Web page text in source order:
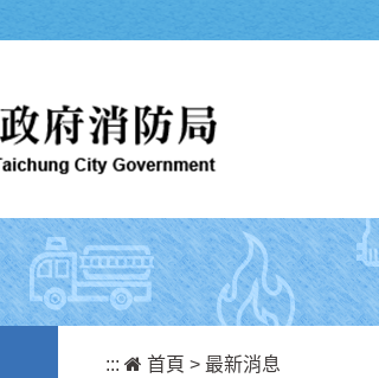
::: 首頁 > 最新消息